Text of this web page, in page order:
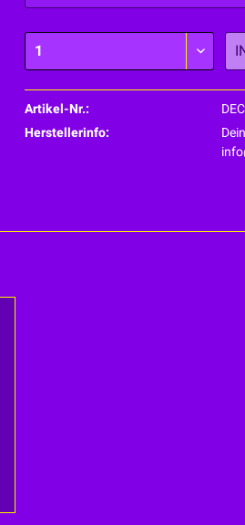
Artikel-Nr.:
Herstellerinfo: